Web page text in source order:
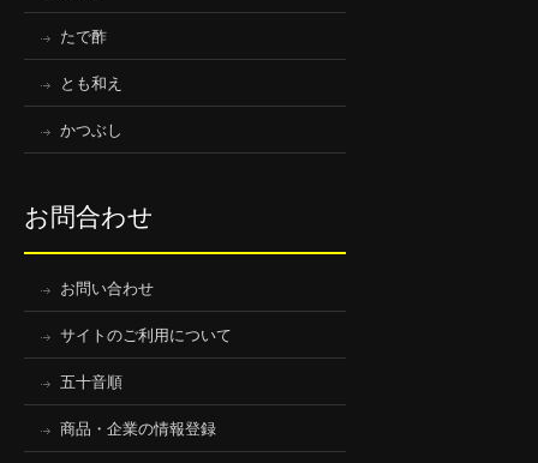
たで酢
とも和え
かつぶし
お問合わせ
お問い合わせ
サイトのご利用について
五十音順
商品・企業の情報登録